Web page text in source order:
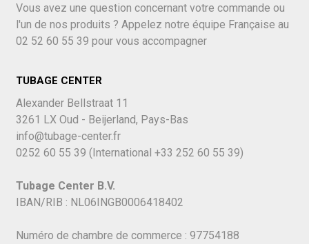
Vous avez une question concernant votre commande ou
l'un de nos produits ? Appelez notre équipe Française au
02 52 60 55 39 pour vous accompagner
TUBAGE CENTER
Alexander Bellstraat 11
3261 LX Oud - Beijerland, Pays-Bas
info@tubage-center.fr
0252 60 55 39 (International +33 252 60 55 39)
Tubage Center B.V.
IBAN/RIB : NL06INGB0006418402
Numéro de chambre de commerce : 97754188